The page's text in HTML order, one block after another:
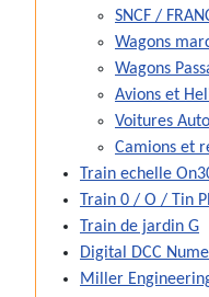
SNCF /
Wagons
Wagons
Avions et
Voitures
Camions et
Train echelle
Train 0 / O / Tin
Train de jardin G
Digital DCC
Miller